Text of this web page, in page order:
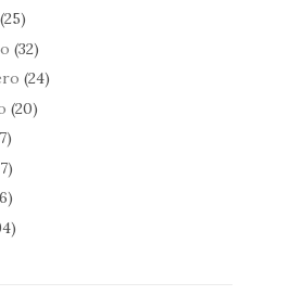
(25)
(32)
(24)
(20)